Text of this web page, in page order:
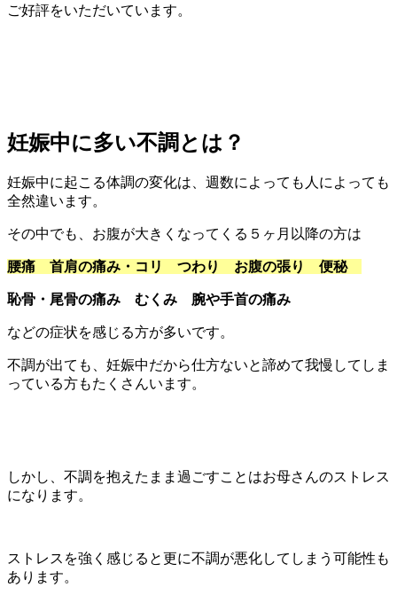
ご好評をいただいています。
妊娠中に多い不調とは？
妊娠中に起こる体調の変化は、週数によっても人によっても
全然違います。
その中でも、お腹が大きくなってくる５ヶ月以降の方は
腰痛 首肩の痛み・コリ つわり お腹の張り 便秘
恥骨・尾骨の痛み むくみ 腕や手首の痛み
などの症状を感じる方が多いです。
不調が出ても、妊娠中だから仕方ないと諦めて我慢してしま
っている方もたくさんいます。
しかし、不調を抱えたまま過ごすことはお母さんのストレス
になります。
ストレスを強く感じると更に不調が悪化してしまう可能性も
あります。